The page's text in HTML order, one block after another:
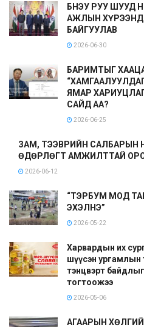
БНЭУ РУУ ШУУД
АЖЛЫН ХҮРЭЭНД
БАЙГУУЛАВ
2026-06-30
БАРИМТЫГ
ЯМАР
САЙД АА?
2026-06-25
ЗАМ, ТЭЭВРИЙН САЛБАРЫН
ӨДӨРЛӨГТ АМЖИЛТТАЙ
2026-06-12
“ТЭРБУМ МОД
ЭХЭЛНЭ”
2026-05-22
Харвардын их
шүүсэн ургамлын
тэнцвэрт
тогтоожээ
2026-05-06
АГААРЫН